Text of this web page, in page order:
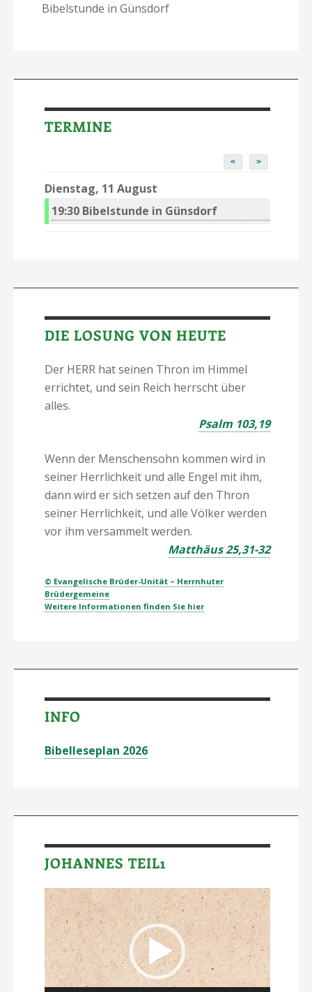
Bibelstunde in Günsdorf
TERMINE
< >
Dienstag, 11 August
19:30 Bibelstunde in Günsdorf
DIE LOSUNG VON HEUTE
Der HERR hat seinen Thron im Himmel
errichtet, und sein Reich herrscht über
alles.
Psalm 103,19
Wenn der Menschensohn kommen wird in
seiner Herrlichkeit und alle Engel mit ihm,
dann wird er sich setzen auf den Thron
seiner Herrlichkeit, und alle Völker werden
vor ihm versammelt werden.
Matthäus 25,31-32
© Evangelische Brüder-Unität – Herrnhuter
Brüdergemeine
Weitere Informationen finden Sie hier
INFO
Bibelleseplan 2026
JOHANNES TEIL1
Video-
Player